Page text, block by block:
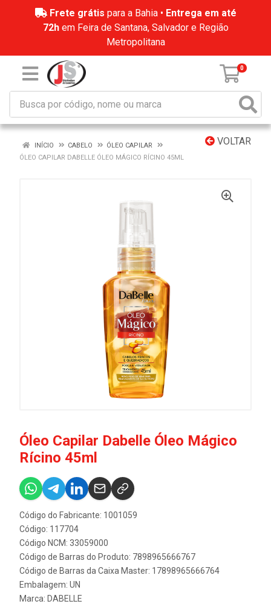
Frete grátis para a Bahia • Entrega em até
72hem Feira de Santana, Salvador e Região
Metropolitana
0
VOLTAR
INÍCIO CABELO
ÓLEO CAPILAR
ÓLEO CAPILAR DABELLE ÓLEO MÁGICO RÍCINO 45ML
Óleo Capilar Dabelle Óleo Mágico
Rícino 45ml
Código do Fabricante: 1001059
Código: 117704
Código NCM: 33059000
Código de Barras do Produto: 7898965666767
Código de Barras da Caixa Master: 17898965666764
Embalagem: UN
Marca: DABELLE